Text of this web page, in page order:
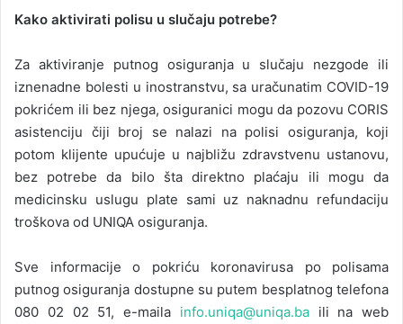
Kako aktivirati polisu u slučaju potrebe?
Za aktiviranje putnog osiguranja u slučaju nezgode ili
iznenadne bolesti u inostranstvu, sa uračunatim COVID-19
pokrićem ili bez njega, osiguranici mogu da pozovu CORIS
asistenciju čiji broj se nalazi na polisi osiguranja, koji
potom klijente upućuje u najbližu zdravstvenu ustanovu,
bez potrebe da bilo šta direktno plaćaju ili mogu da
medicinsku uslugu plate sami uz naknadnu refundaciju
troškova od UNIQA osiguranja.
Sve informacije o pokriću koronavirusa po polisama
putnog osiguranja dostupne su putem besplatnog telefona
080 02 02 51, e-maila info.uniqa@uniqa.baili na web